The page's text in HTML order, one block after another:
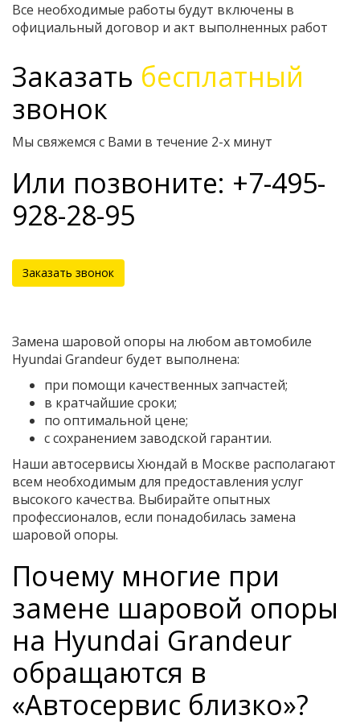
Все необходимые работы будут включены в
официальный договор и акт выполненных работ
Заказать бесплатный
звонок
Мы свяжемся с Вами в течение 2-х минут
Или позвоните: +7-495-
928-28-95
Заказать звонок
Замена шаровой опоры на любом автомобиле
Hyundai Grandeur будет выполнена:
при помощи качественных запчастей;
в кратчайшие сроки;
по оптимальной цене;
с сохранением заводской гарантии.
Наши автосервисы Хюндай в Москве располагают
всем необходимым для предоставления услуг
высокого качества. Выбирайте опытных
профессионалов, если понадобилась замена
шаровой опоры.
Почему многие при
замене шаровой опоры
на Hyundai Grandeur
обращаются в
«Автосервис близко»?